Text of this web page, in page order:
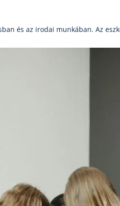
és az irodai munkában. Az